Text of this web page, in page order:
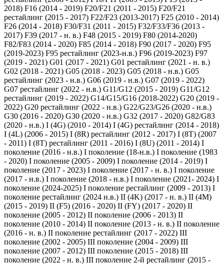
2018) F16 (2014 - 2019) F20/F21 (2011 - 2015) F20/F21
рестайлинг (2015 - 2017) F22/F23 (2013-2017) F25 (2010 - 2014)
F26 (2014 - 2018) F30/F31 (2011 - 2015) F32/F33/F36 (2013 -
2017) F39 (2017 - н. в.) F48 (2015 - 2019) F80 (2014-2020)
F82/F83 (2014 - 2020) F85 (2014 - 2018) F90 (2017 - 2020) F95
(2019-2023) F95 рестайлинг (2023-н.в.) F96 (2019-2023) F97
(2019 - 2021) G01 (2017 - 2021) G01 рестайлинг (2021 - н. в.)
G02 (2018 - 2021) G05 (2018 - 2023) G05 (2018 - н.в.) G05
рестайлинг (2023 - н.в.) G06 (2019 - н.в.) G07 (2019 - 2022)
G07 рестайлинг (2022 - н.в.) G11/G12 (2015 - 2019) G11/G12
рестайлинг (2019 - 2022) G14/G15/G16 (2018-2022) G20 (2019 -
2022) G20 рестайлинг (2022 - н.в.) G22/G23/G26 (2020 - н.в.)
G30 (2016 - 2020) G30 (2020 - н.в.) G32 (2017 - 2020) G82/G83
(2020 - н.в.) I (4G) (2010 - 2014) I (4G) рестайлинг (2014 - 2018)
I (4L) (2006 - 2015) I (8R) рестайлинг (2012 - 2017) I (8T) (2007
- 2011) I (8T) рестайлинг (2011 - 2016) I (8U) (2011 - 2014) I
поколение (2016 - н.в.) I поколение (18-н.в.) I поколение (1983
- 2020) I поколение (2005 - 2009) I поколение (2014 - 2019) I
поколение (2017 - 2023) I поколение (2017 - н. в.) I поколение
(2017 - н.в.) I поколение (2018 - н.в.) I поколение (2021- 2024) I
поколение (2024-2025) I поколение рестайлинг (2009 - 2013) I
поколение рестайлинг (2024 н.в.) II (4K) (2017 - н. в.) II (4M)
(2015 - 2019) II (F5) (2016 - 2020) II (FY) (2017 - 2020) II
поколение (2005 - 2012) II поколение (2006 - 2013) II
поколение (2010 - 2014) II поколение (2013 - н. в.) II поколение
(2016 - н. в.) II поколение рестайлинг (2017 - 2022) III
поколение (2002 - 2005) III поколение (2004 - 2009) III
поколение (2007 - 2012) III поколение (2015 - 2018) III
поколение (2022 - н. в.) III поколение 2-й рестайлинг (2015 -